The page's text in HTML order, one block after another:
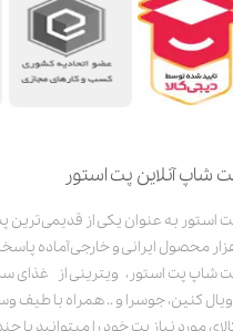
شاپ آنلاین پت استور
محصول ایرانی و خارجی آماده
شاپ پت استور، ویترینی از غذای
کنین، جوسرا و .. همراه با طیف